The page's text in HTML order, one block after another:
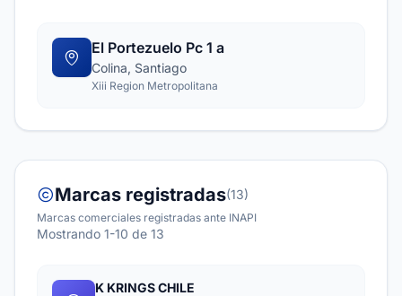
El Portezuelo Pc 1 a
Colina, Santiago
Xiii Region Metropolitana
Marcas registradas(13)
Marcas comerciales registradas ante INAPI
Mostrando 1-10 de 13
K KRINGS CHILE